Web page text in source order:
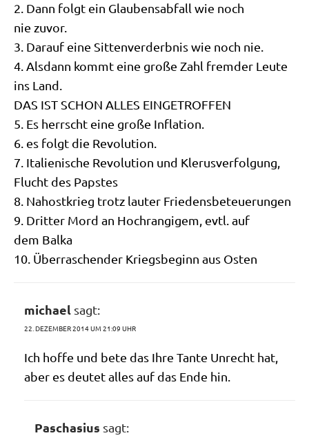
2. Dann folgt ein Glau­bens­ab­fall wie noch
nie zuvor.
3. Dar­auf eine Sit­ten­ver­derb­nis wie noch nie.
4. Als­dann kommt eine gro­ße Zahl frem­der Leu­te
ins Land.
DAS IST SCHON ALLES EINGETROFFEN
5. Es herrscht eine gro­ße Inflation.
6. es folgt die Revolution.
7. Ita­lie­ni­sche Revo­lu­ti­on und Kle­rus­ver­fol­gung,
Flucht des Papstes
8. Nah­ost­krieg trotz lau­ter Friedensbeteuerungen
9. Drit­ter Mord an Hoch­ran­gi­gem, evtl. auf
dem Balka
10. Über­ra­schen­der Kriegs­be­ginn aus Osten
michael sagt:
22. DEZEMBER 2014 UM 21:09 UHR
Ich hof­fe und bete das Ihre Tan­te Unrecht hat,
aber es deu­tet alles auf das Ende hin.
Paschasius sagt: